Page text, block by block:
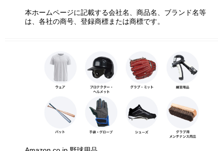
本ホームページに記載する会社名、商品名、ブランド名等
は、各社の商号、登録商標または商標です。